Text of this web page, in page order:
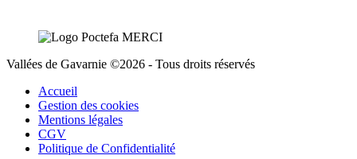
Vallées de Gavarnie ©2026 - Tous droits réservés
Accueil
Gestion des cookies
Mentions légales
CGV
Politique de Confidentialité